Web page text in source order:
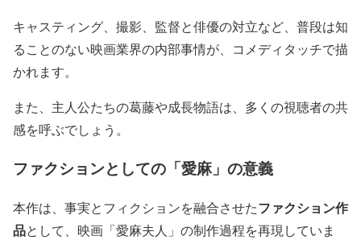
キャスティング、撮影、監督と俳優の対立など、普段は知
ることのない映画業界の内部事情が、コメディタッチで描
かれます。
また、主人公たちの葛藤や成長物語は、多くの視聴者の共
感を呼ぶでしょう。
ファクションとしての「愛麻」の意義
本作は、事実とフィクションを融合させたファクション作
品として、映画「愛麻夫人」の制作過程を再現していま